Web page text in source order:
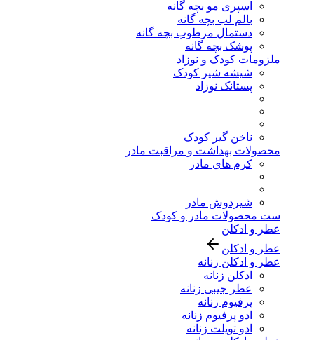
اسپری مو بچه گانه
بالم لب بچه گانه
دستمال مرطوب بچه گانه
پوشک بچه گانه
ملزومات کودک و نوزاد
شیشه شیر کودک
پستانک نوزاد
ناخن گیر کودک
محصولات بهداشت و مراقبت مادر
کرم های مادر
شیردوش مادر
ست محصولات مادر و کودک
عطر و ادکلن
عطر و ادکلن
عطر و ادکلن زنانه
ادکلن زنانه
عطر جیبی زنانه
پرفیوم زنانه
ادو پرفیوم زنانه
ادو تویلت زنانه